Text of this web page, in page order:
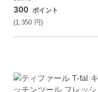
28313
300 ポイント
(1,350 円)